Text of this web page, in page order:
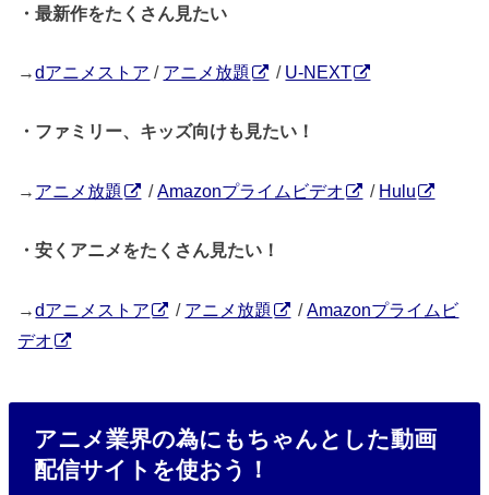
・最新作をたくさん見たい
→dアニメストア / アニメ放題 / U-NEXT
・ファミリー、キッズ向けも見たい！
→ アニメ放題 /Amazonプライムビデオ / Hulu
・安くアニメをたくさん見たい！
→dアニメストア / アニメ放題 / Amazonプライムビ
デオ
アニメ業界の為にもちゃんとした動画
配信サイトを使おう！